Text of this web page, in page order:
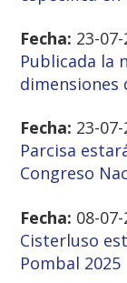
Fecha: 23-
Publicada la
dimensiones
Fecha: 23-
Parcisa
Congreso
Fecha: 08-
Cisterluso
Pombal 2025